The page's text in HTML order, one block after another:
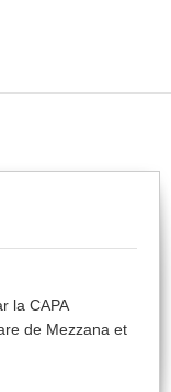
la CAPA
de Mezzana et